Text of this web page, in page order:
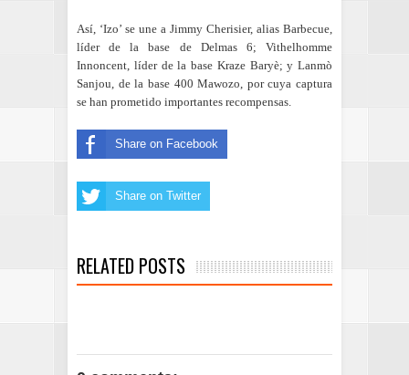
Así, ‘Izo’ se une a Jimmy Cherisier, alias Barbecue,
líder de la base de Delmas 6; Vithelhomme
Innoncent, líder de la base Kraze Baryè; y Lanmò
Sanjou, de la base 400 Mawozo, por cuya captura
se han prometido importantes recompensas.
Share on Facebook
Share on Twitter
RELATED POSTS